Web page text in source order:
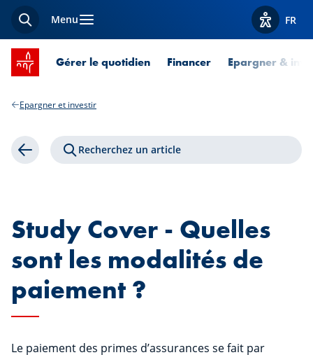
Recherche
Menu Afficher
FR
Accueil SPUERKEESS
Gérer le quotidien Financer Epargner &
Epargner et investir
Retour Recherchez un article
Study Cover - Quelles
sont les modalités de
paiement ?
Le paiement des primes d’assurances se fait par